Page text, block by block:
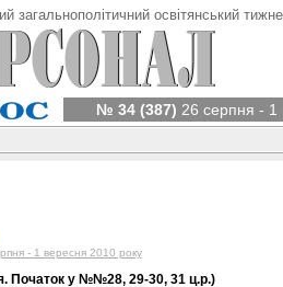
загальнополітичний освітянський
№ 34 (387) 26 серпня - 1
- 1 вересня 2010 року
Початок у №№28, 29-30, 31 ц.р.)